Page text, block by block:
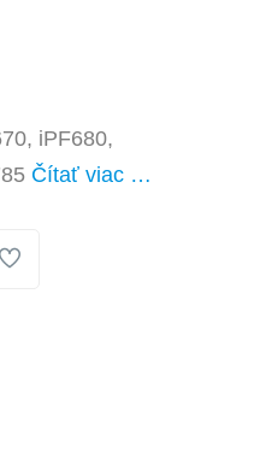
iPF680,
Čítať viac …